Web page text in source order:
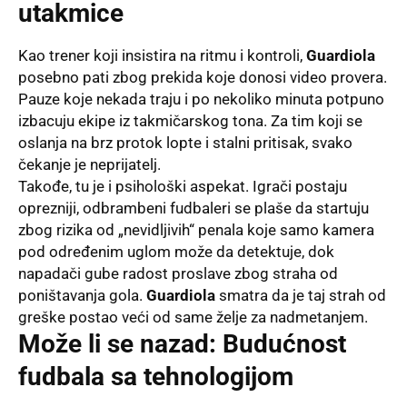
utakmice
Kao trener koji insistira na ritmu i kontroli, Guardiola
posebno pati zbog prekida koje donosi video provera.
Pauze koje nekada traju i po nekoliko minuta potpuno
izbacuju ekipe iz takmičarskog tona. Za tim koji se
oslanja na brz protok lopte i stalni pritisak, svako
čekanje je neprijatelj.
Takođe, tu je i psihološki aspekat. Igrači postaju
oprezniji, odbrambeni fudbaleri se plaše da startuju
zbog rizika od „nevidljivih“ penala koje samo kamera
pod određenim uglom može da detektuje, dok
napadači gube radost proslave zbog straha od
poništavanja gola. Guardiola smatra da je taj strah od
greške postao veći od same želje za nadmetanjem.
Može li se nazad: Budućnost
fudbala sa tehnologijom